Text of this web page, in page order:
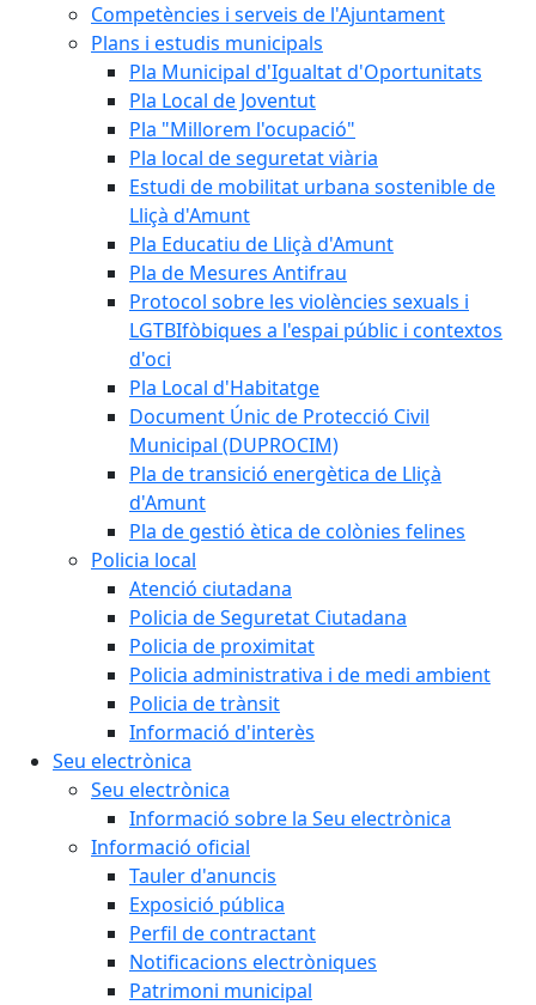
Competències i serveis de l'Ajuntament
Plans i estudis municipals
Pla Municipal d'Igualtat d'Oportunitats
Pla Local de Joventut
Pla "Millorem l'ocupació"
Pla local de seguretat viària
Estudi de mobilitat urbana sostenible de
Lliçà d'Amunt
Pla Educatiu de Lliçà d'Amunt
Pla de Mesures Antifrau
Protocol sobre les violències sexuals i
LGTBIfòbiques a l'espai públic i contextos
d'oci
Pla Local d'Habitatge
Document Únic de Protecció Civil
Municipal (DUPROCIM)
Pla de transició energètica de Lliçà
d'Amunt
Pla de gestió ètica de colònies felines
Policia local
Atenció ciutadana
Policia de Seguretat Ciutadana
Policia de proximitat
Policia administrativa i de medi ambient
Policia de trànsit
Informació d'interès
Seu electrònica
Seu electrònica
Informació sobre la Seu electrònica
Informació oficial
Tauler d'anuncis
Exposició pública
Perfil de contractant
Notificacions electròniques
Patrimoni municipal